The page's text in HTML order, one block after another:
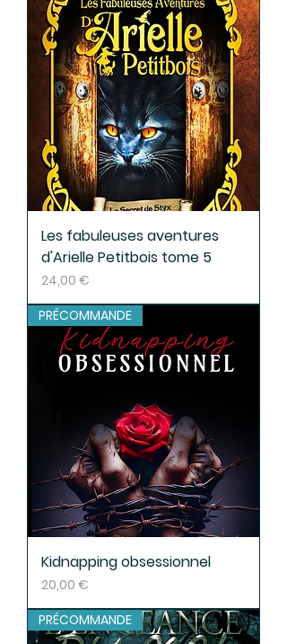
Les fabuleuses aventures
d'Arielle Petitbois tome 5
Prix
24,00 €
PRÉCOMMANDE
Kidnapping obsessionnel
Prix
20,00 €
PRÉCOMMANDE